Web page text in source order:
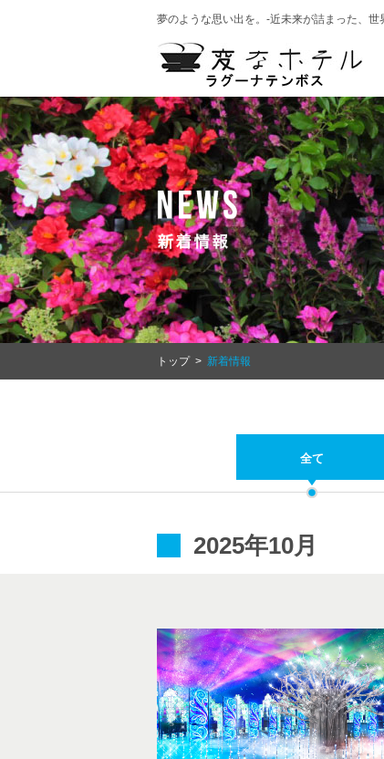
夢のような思い出を。-近未来が詰まった、世
トップ> 新着情報
全て
2025年10月